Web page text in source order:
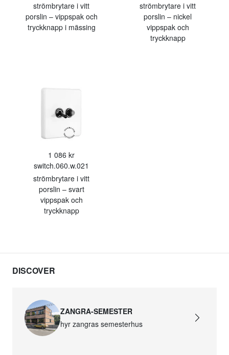
strömbrytare i vitt
porslin – vippspak och
tryckknapp i mässing
strömbrytare i vitt
porslin – nickel
vippspak och
tryckknapp
1 086 kr
switch.060.w.021
strömbrytare i vitt
porslin – svart
vippspak och
tryckknapp
DISCOVER
ZANGRA-SEMESTER
hyr zangras semesterhus